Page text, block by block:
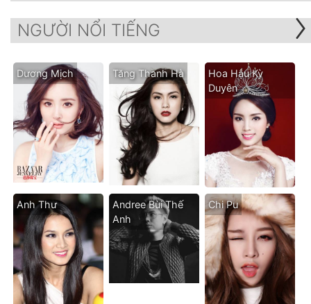
NGƯỜI NỔI TIẾNG
Dương Mịch Tăng Thanh Hà
Hoa Hậu Kỳ
Duyên
Anh Thư
Andree Bùi Thế
Anh
Chi Pu